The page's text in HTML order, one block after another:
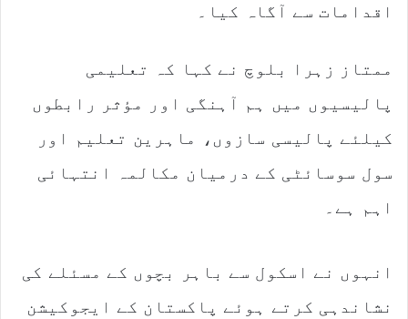
اقدامات سے آگاہ کیا۔
ممتاز زہرا بلوچ نے کہا کہ تعلیمی
پالیسیوں میں ہم آہنگی اور مؤثر رابطوں
کیلئے پالیسی سازوں، ماہرین تعلیم اور
سول سوسائٹی کے درمیان مکالمہ انتہائی
اہم ہے۔
انہوں نے اسکول سے باہر بچوں کے مسئلے کی
نشاندہی کرتے ہوئے پاکستان کے ایجوکیشن